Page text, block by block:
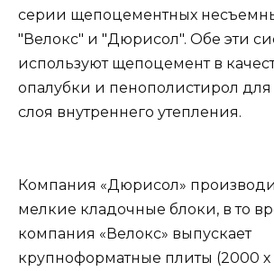
серии щепоцементных
"Велокс" и "Дюрисол". Обе эти
используют щепоцемент в
опалубки и пенополистирол для
слоя внутреннего утепления.
Компания «Дюрисол»
мелкие кладочные блоки, в то
компания «Велокс» выпускает
крупноформатные плиты (2000